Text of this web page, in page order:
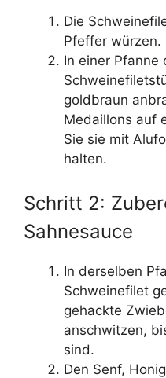
Die
Pfeffer würzen.
In einer Pfanne
goldbraun
Medaillons auf
Sie sie mit
halten.
Schritt 2:
Sahnesauce
In derselben
Schweinefilet
gehackte
anschwitzen,
sind.
Den Senf,